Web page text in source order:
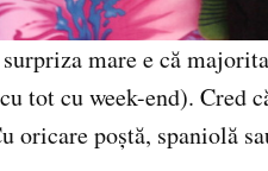
mare e că
tot cu week-end). Cred
oricare poștă, spaniolă